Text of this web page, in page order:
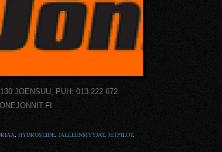
JOENSUU, PUH: 013 222 672
, HYDROSLIDE, JÄLLEENMYYJÄT, JETPILOT,